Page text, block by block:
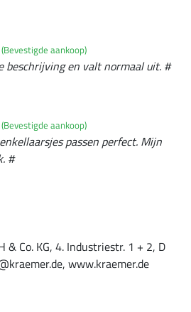
(Bevestigde aankoop)
beschrijving en valt normaal uit. #
(Bevestigde aankoop)
passen perfect. Mijn
#
& Co. KG, 4. Industriestr. 1 + 2, D
www.kraemer.de